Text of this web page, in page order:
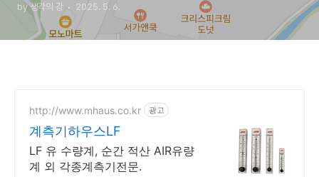
by 생각의 강 2025. 5. 6.
http://www.mhaus.co.kr 광고
계측기하우스LF
LF 유 수량계, 순간 적산 AIR유량
계 외 각종계측기전문.